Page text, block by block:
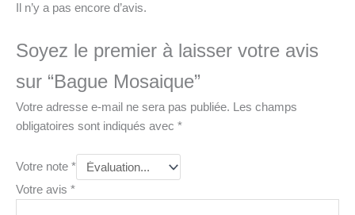
Il n’y a pas encore d’avis.
Soyez le premier à laisser votre avis
sur “Bague Mosaique”
Votre adresse e-mail ne sera pas publiée.
Les champs
obligatoires sont indiqués avec *
Votre note *
Votre avis *